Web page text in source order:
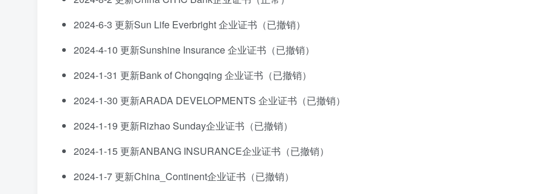
2024-6-3 更新Sun Life Everbright 企业证书（已撤销）
2024-4-10 更新Sunshine Insurance 企业证书（已撤销）
2024-1-31 更新Bank of Chongqing 企业证书（已撤销）
2024-1-30 更新ARADA DEVELOPMENTS 企业证书（已撤销）
2024-1-19 更新Rizhao Sunday企业证书（已撤销）
2024-1-15 更新ANBANG INSURANCE企业证书（已撤销）
2024-1-7 更新China_Continent企业证书（已撤销）